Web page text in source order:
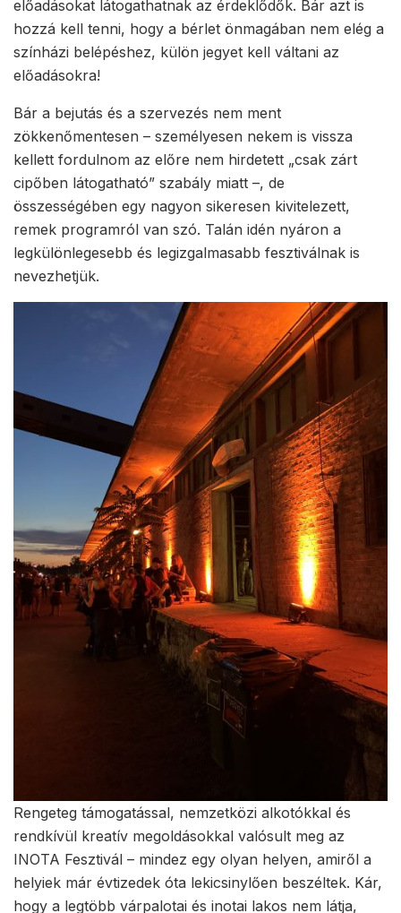
előadásokat látogathatnak az érdeklődők. Bár azt is
hozzá kell tenni, hogy a bérlet önmagában nem elég a
színházi belépéshez, külön jegyet kell váltani az
előadásokra!
Bár a bejutás és a szervezés nem ment
zökkenőmentesen – személyesen nekem is vissza
kellett fordulnom az előre nem hirdetett „csak zárt
cipőben látogatható” szabály miatt –, de
összességében egy nagyon sikeresen kivitelezett,
remek programról van szó. Talán idén nyáron a
legkülönlegesebb és legizgalmasabb fesztiválnak is
nevezhetjük.
Rengeteg támogatással, nemzetközi alkotókkal és
rendkívül kreatív megoldásokkal valósult meg az
INOTA Fesztivál – mindez egy olyan helyen, amiről a
helyiek már évtizedek óta lekicsinylően beszéltek. Kár,
hogy a legtöbb várpalotai és inotai lakos nem látja,